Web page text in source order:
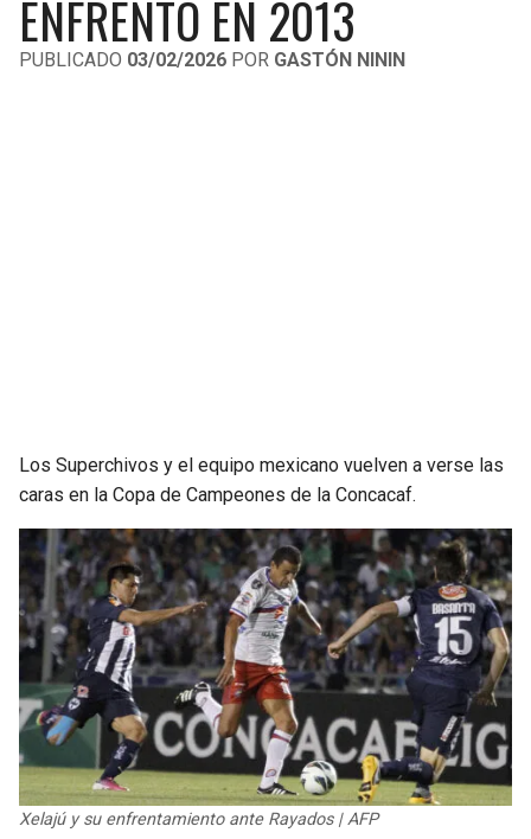
LIGA DE EXPANSIÓN MX
LEAGUES CUP
UEFA EUROPA LEAGUE
UEFA CONFERENCE LEAGUE
ENFRENTÓ EN 2013
PUBLICADO 03/02/2026 POR GASTÓN NININ
Los Superchivos y el equipo mexicano vuelven a verse las
caras en la Copa de Campeones de la Concacaf.
Xelajú y su enfrentamiento ante Rayados | AFP